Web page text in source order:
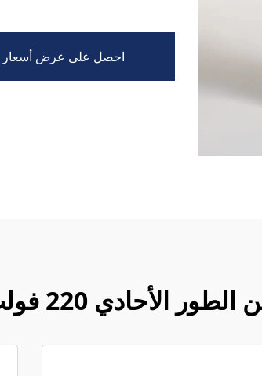
احصل على عرض أسعار
فولت إلى الطور الثلاثي